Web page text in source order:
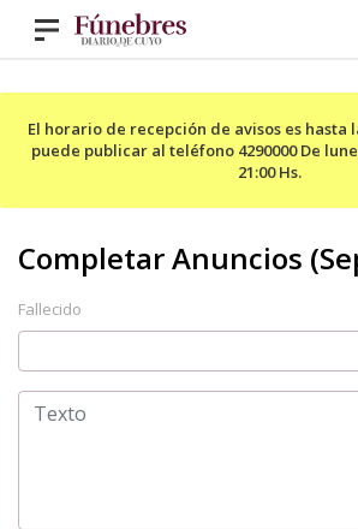
El horario de recepción de avisos es hasta
puede publicar al teléfono 4290000 De
21:00 Hs.
Fallecido